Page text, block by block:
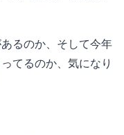
るのか、そして今年
てるのか、気になり